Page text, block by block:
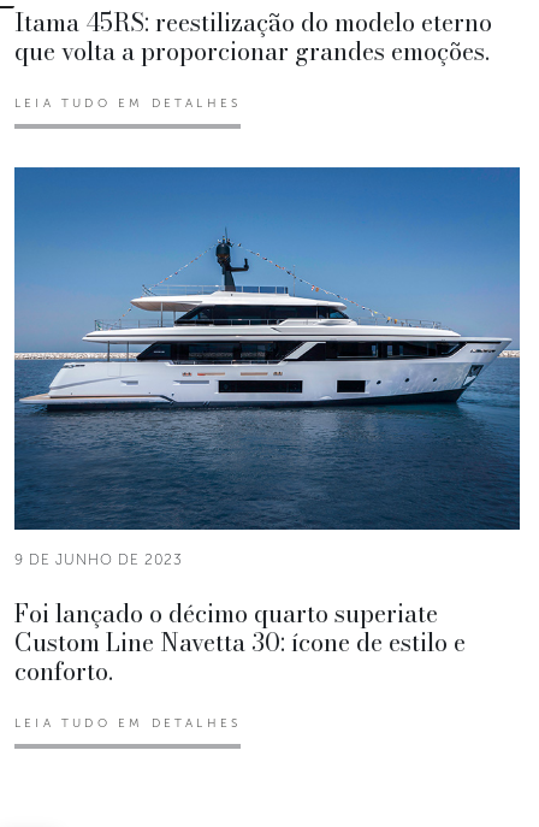
Itama 45RS: reestilização do modelo eterno
que volta a proporcionar grandes emoções.
LEIA TUDO EM DETALHES
9 DE JUNHO DE 2023
Foi lançado o décimo quarto superiate
Custom Line Navetta 30: ícone de estilo e
conforto.
LEIA TUDO EM DETALHES